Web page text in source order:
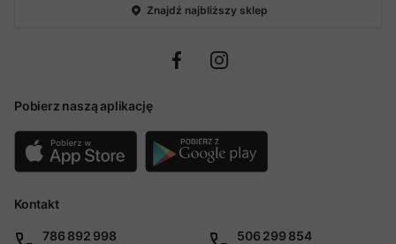
Znajdź najbliższy sklep
Pobierz naszą aplikację
Kontakt
786 892 998 506 299 854